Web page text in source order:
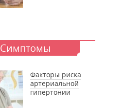
Симптомы
Факторы риска
артериальной
гипертонии